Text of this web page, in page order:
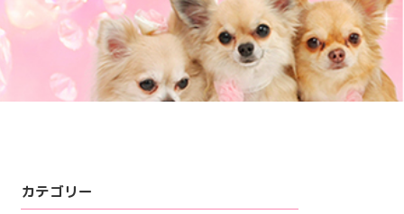
カテゴリー